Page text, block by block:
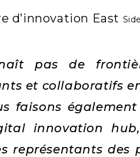
d’innovation East Side
pas de
et collaboratifs
faisons
innovation
représentants des